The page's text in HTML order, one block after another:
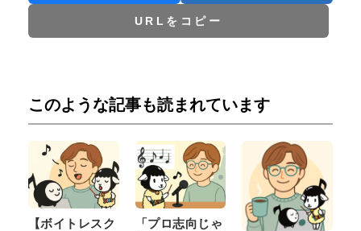
URLをコピー
このような記事も読まれています
【ボイトレスク
「プロ志向じゃ